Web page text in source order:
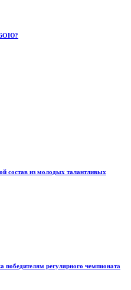
состав из молодых талантливых
победителям регулярного чемпионата